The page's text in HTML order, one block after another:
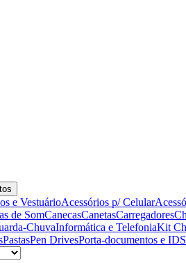
e VestuárioAcessórios p/ Celular
de SomCanecasCanetasCarregadores
ChuvaInformática e TelefoniaKit
PastasPen DrivesPorta-documentos e ID